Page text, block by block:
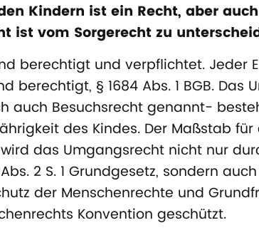
Kindern ist ein Recht, aber
ist vom Sorgerecht zu
berechtigt und verpflichtet. Jeder
berechtigt, § 1684 Abs. 1 BGB. Das
auch Besuchsrecht genannt-
des Kindes. Der Maßstab
das Umgangsrecht nicht nur
2 S. 1 Grundgesetz, sondern
der Menschenrechte und
Konvention geschützt.